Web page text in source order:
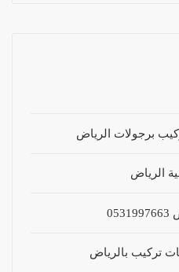
برجولات الرياض
الرياض
تركيب بالرياض